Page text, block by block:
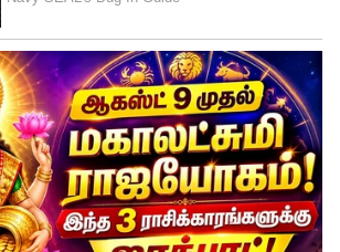
கிடப்பில்
தமிழக சட்டமன்ற
அதிகபட்சமாக 35
இருக்க வேண்டும்.
மட்டுமே பதவியேற்று
உயர்கல்வி,
வருவாய் உள்ளிட்ட 25-க்கும்